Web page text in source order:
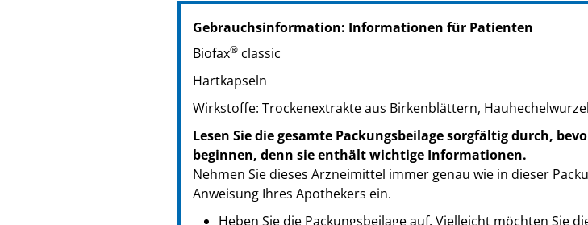
PZN: 02541071
PPN: 110254107181
GTIN: 04260315280047
PPN: 110254323633
GTIN: 04260315280054
Gebrauchsinformation: Informationen für Patienten
Biofax® classic
Hartkapseln
Wirkstoffe: Trockenextrakte aus Birkenblättern,
Lesen Sie die gesamte Packungsbeilage sorgfältig durch,
beginnen, denn sie enthält wichtige Informationen.
Nehmen Sie dieses Arzneimittel immer genau wie in dieser
Anweisung Ihres Apothekers ein.
Heben Sie die Packungsbeilage auf. Vielleicht möchten Sie